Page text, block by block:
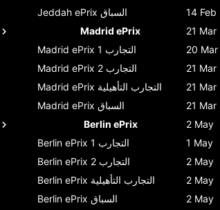
Jeddah ePrix السباق 14 Feb
Madrid ePrix
21 Mar
Madrid ePrix
التجارب 1 20 Mar
Madrid ePrix
التجارب 2 21 Mar
Madrid ePrix التجارب التأهيلية 21 Mar
Madrid ePrix السباق 21 Mar
Berlin ePrix
2 May
Berlin ePrix
التجارب 1 1 May
Berlin ePrix
التجارب 2 2 May
Berlin ePrix التجارب التأهيلية 2 May
Berlin ePrix السباق 2 May